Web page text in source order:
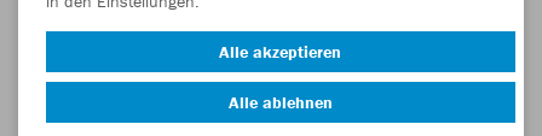
Alle akzeptieren
Alle ablehnen